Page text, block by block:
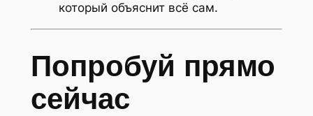
который объяснит всё сам.
Попробуй прямо
сейчас